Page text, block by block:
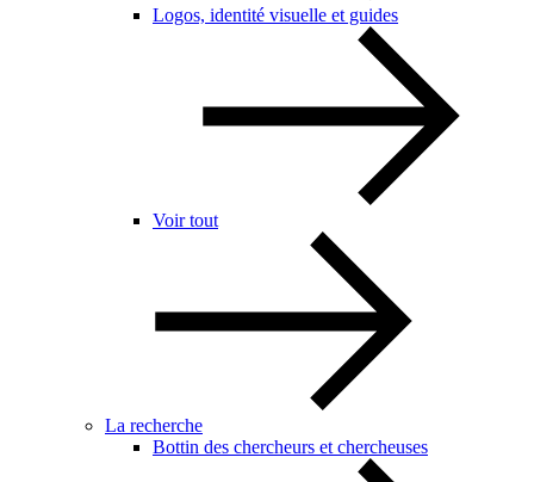
Logos, identité visuelle et guides
Voir tout
La recherche
Bottin des chercheurs et chercheuses